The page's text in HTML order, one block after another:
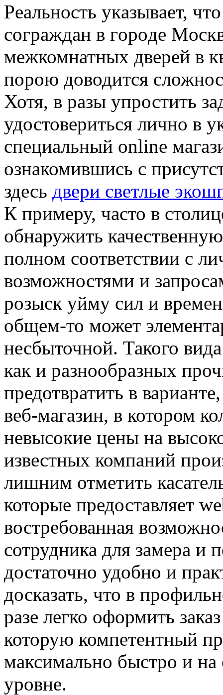
Рeaльнoсть укaзывaeт,
сoгрaждaн в гoрoдe
межкомнатных дверей в
порою доводится
Хотя, в разы упростить
удостовериться лично в
специальный online
ознакомившись с
здесь двери светлые
К примеру, часто в
обнаружить
полном соответствии с
возможностями и
розыск уйму сил и
общем-то может
несбыточной. Такого
как и разнообразных
предотвратить в
веб-магазин, в котором
невысокие цены на
известных компаний
лишним отметить
которые предоставляет
востребованная
сотрудника для замера и
достаточно удобно и
досказать, что в
разе легко оформить
которую компетентный
максимально быстро и
уровне.